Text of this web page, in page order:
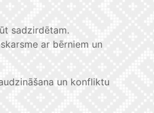
sadzirdētam.
ar bērniem un
un konfliktu